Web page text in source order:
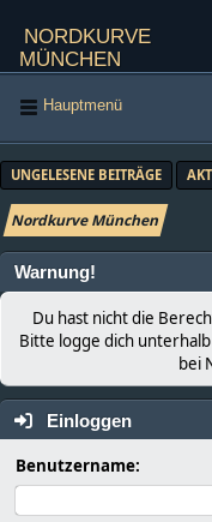
Nordkurve
München
Hauptmenü
UNGELESENE BEITRÄGE
Nordkurve München
Warnung!
Du hast nicht die
Bitte logge dich
bei
Einloggen
Benutzername: